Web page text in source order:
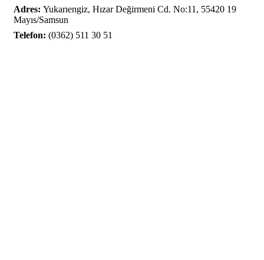
Adres: Yukarıengiz, Hızar Değirmeni Cd. No:11, 55420 19
Mayıs/Samsun
Telefon: (0362) 511 30 51